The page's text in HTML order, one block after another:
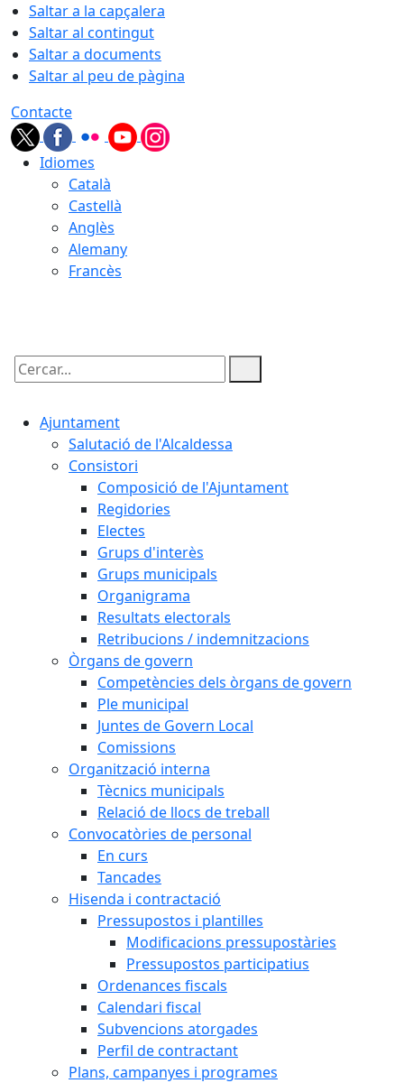
Saltar a la capçalera
Saltar al contingut
Saltar a documents
Saltar al peu de pàgina
Contacte
Idiomes
Català
Castellà
Anglès
Alemany
Francès
Cercar:
Ajuntament
Salutació de l'Alcaldessa
Consistori
Composició de l'Ajuntament
Regidories
Electes
Grups d'interès
Grups municipals
Organigrama
Resultats electorals
Retribucions / indemnitzacions
Òrgans de govern
Competències dels òrgans de govern
Ple municipal
Juntes de Govern Local
Comissions
Organització interna
Tècnics municipals
Relació de llocs de treball
Convocatòries de personal
En curs
Tancades
Hisenda i contractació
Pressupostos i plantilles
Modificacions pressupostàries
Pressupostos participatius
Ordenances fiscals
Calendari fiscal
Subvencions atorgades
Perfil de contractant
Plans, campanyes i programes